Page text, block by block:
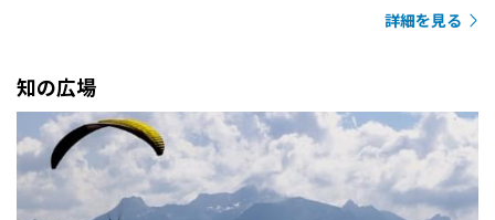
詳細を見る
知の広場